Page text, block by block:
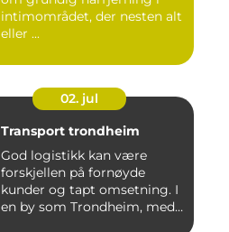
intimområdet, der nesten alt
eller ...
02. jul
Transport trondheim
God logistikk kan være
forskjellen på fornøyde
kunder og tapt omsetning. I
en by som Trondheim, med